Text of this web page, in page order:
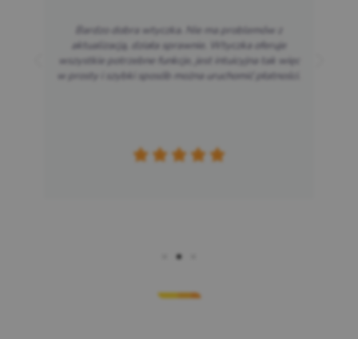
wynegocjowaliście, jest chyba najlepsza na rynku dla